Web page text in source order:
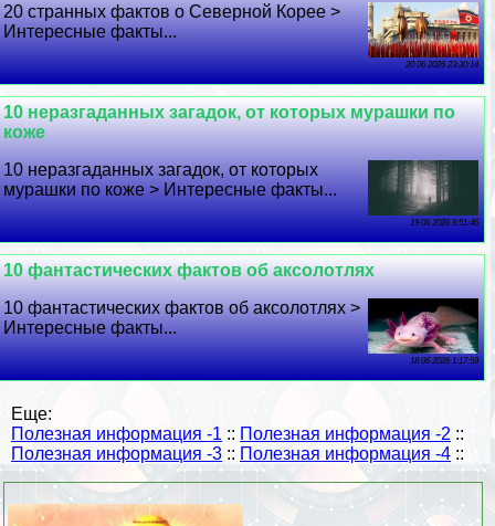
20 странных фактов о Северной Корее >
Интересные факты...
20 06 2026 23:30:14
10 неразгаданных загадок, от которых мурашки по
коже
10 неразгаданных загадок, от которых
мурашки по коже > Интересные факты...
19 06 2026 8:51:46
10 фантастических фактов об аксолотлях
10 фантастических фактов об аксолотлях >
Интересные факты...
18 06 2026 1:17:59
Еще:
Полезная информация -1 :: Полезная информация -2 ::
Полезная информация -3 :: Полезная информация -4 ::